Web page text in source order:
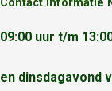
Contact Informatie
09:00 uur t/m
en dinsdagavond